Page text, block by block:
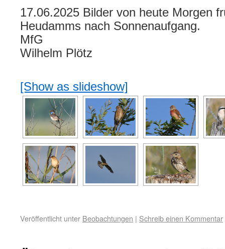
17.06.2025 Bilder von heute Morgen
Heudamms nach Sonnenaufgang.
MfG
Wilhelm Plötz
[Show as slideshow]
Veröffentlicht unter Beobachtungen | Schreib einen Kommentar